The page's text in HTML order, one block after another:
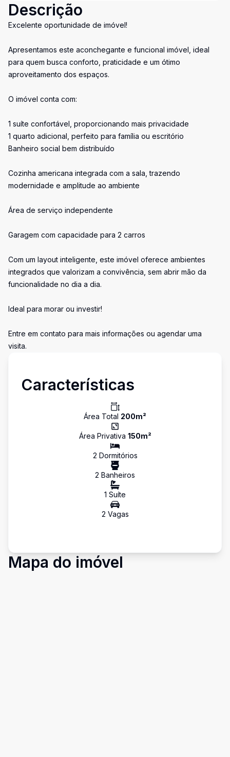
Descrição
Excelente oportunidade de imóvel!
Apresentamos este aconchegante e funcional imóvel, ideal
para quem busca conforto, praticidade e um ótimo
aproveitamento dos espaços.
O imóvel conta com:
1 suíte confortável, proporcionando mais privacidade
1 quarto adicional, perfeito para família ou escritório
Banheiro social bem distribuído
Cozinha americana integrada com a sala, trazendo
modernidade e amplitude ao ambiente
Área de serviço independente
Garagem com capacidade para 2 carros
Com um layout inteligente, este imóvel oferece ambientes
integrados que valorizam a convivência, sem abrir mão da
funcionalidade no dia a dia.
Ideal para morar ou investir!
Entre em contato para mais informações ou agendar uma
visita.
Características
Área Total 200m²
Área Privativa 150m²
2 Dormitórios
2 Banheiros
1 Suíte
2 Vagas
Mapa do imóvel